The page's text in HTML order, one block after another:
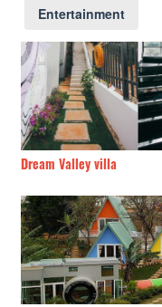
Entertainment
Dream Valley villa